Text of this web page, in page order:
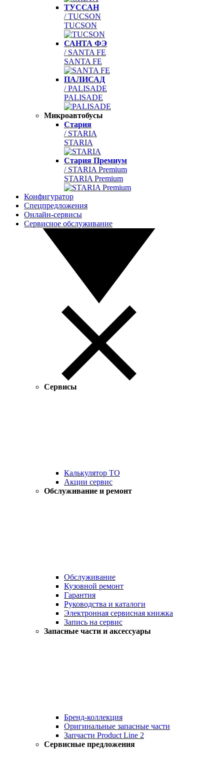
ТУССАН
/ TUCSON
TUCSON
САНТА ФЭ
/ SANTA FE
SANTA FE
ПАЛИСАД
/ PALISADE
PALISADE
Микроавтобусы
Стария
/ STARIA
STARIA
Стария Премиум
/ STARIA Premium
STARIA Premium
Конфигуратор
Спецпредложения
Онлайн-сервисы
Сервисное обслуживание
Сервисы
Калькулятор ТО
Акции сервис
Обслуживание и ремонт
Обслуживание
Кузовной ремонт
Гарантия
Руководства и каталоги
Электронная сервисная книжка
Запись на сервис
Запасные части и аксессуары
Бренд-коллекция
Оригинальные запасные части
Запчасти Product Line 2
Сервисные предложения